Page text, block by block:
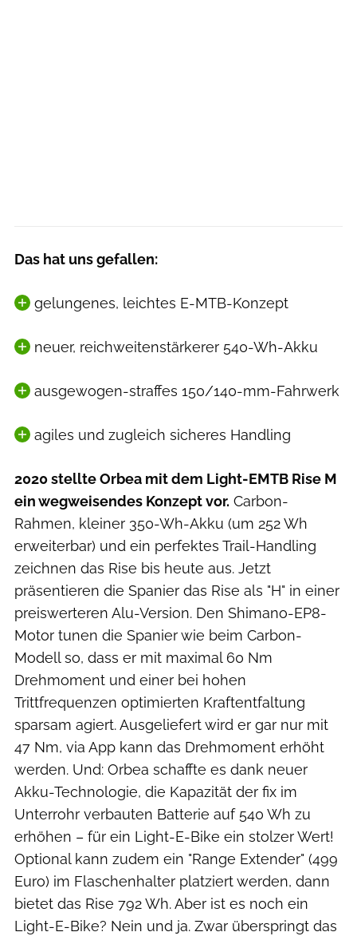
Das hat uns gefallen:
gelungenes, leichtes E-MTB-Konzept
neuer, reichweitenstärkerer 540-Wh-Akku
ausgewogen-straffes 150/140-mm-Fahrwerk
agiles und zugleich sicheres Handling
2020 stellte Orbea mit dem Light-EMTB Rise M
ein wegweisendes Konzept vor. Carbon-
Rahmen, kleiner 350-Wh-Akku (um 252 Wh
erweiterbar) und ein perfektes Trail-Handling
zeichnen das Rise bis heute aus. Jetzt
präsentieren die Spanier das Rise als "H" in einer
preiswerteren Alu-Version. Den Shimano-EP8-
Motor tunen die Spanier wie beim Carbon-
Modell so, dass er mit maximal 60 Nm
Drehmoment und einer bei hohen
Trittfrequenzen optimierten Kraftentfaltung
sparsam agiert. Ausgeliefert wird er gar nur mit
47 Nm, via App kann das Drehmoment erhöht
werden. Und: Orbea schaffte es dank neuer
Akku-Technologie, die Kapazität der fix im
Unterrohr verbauten Batterie auf 540 Wh zu
erhöhen – für ein Light-E-Bike ein stolzer Wert!
Optional kann zudem ein "Range Extender" (499
Euro) im Flaschenhalter platziert werden, dann
bietet das Rise 792 Wh. Aber ist es noch ein
Light-E-Bike? Nein und ja. Zwar überspringt das